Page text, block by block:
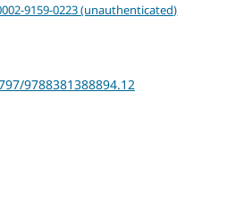
9159-0223 (unauthenticated)
9788381388894.12